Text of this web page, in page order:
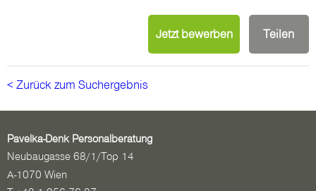
Jetzt bewerben Teilen
< Zurück zum Suchergebnis
Pavelka-Denk Personalberatung
Neubaugasse 68/1/Top 14
A-1070 Wien